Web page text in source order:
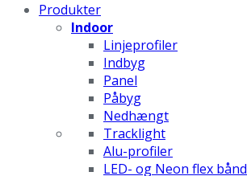
Produkter
Indoor
Linjeprofiler
Indbyg
Panel
Påbyg
Nedhængt
Tracklight
Alu-profiler
LED- og Neon flex bånd